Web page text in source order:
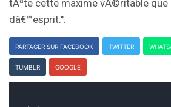
tÃªte cette maxime vÃ©ritable que
dâ€™esprit.".
PARTAGER SUR FACEBOOK TWITTER
TUMBLR GOOGLE